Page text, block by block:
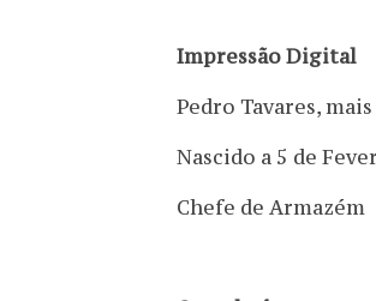
Impressão Digital
Pedro Tavares,
Nascido a 5 de
Chefe de Armazém